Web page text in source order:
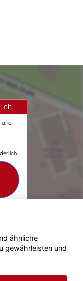
und
- 2026
ähnliche
gewährleisten und